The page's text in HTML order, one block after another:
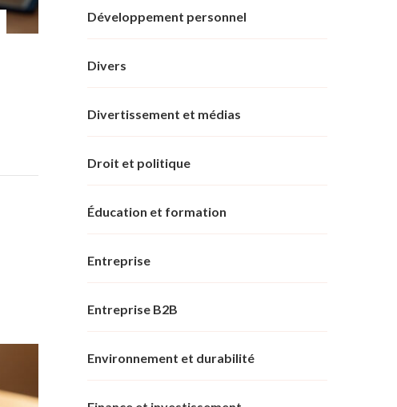
Développement personnel
Divers
Divertissement et médias
Droit et politique
Éducation et formation
Entreprise
Entreprise B2B
Environnement et durabilité